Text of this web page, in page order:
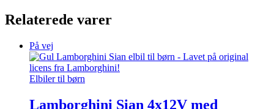
Relaterede varer
På vej
Elbiler til børn
Lamborghini Sian 4x12V med